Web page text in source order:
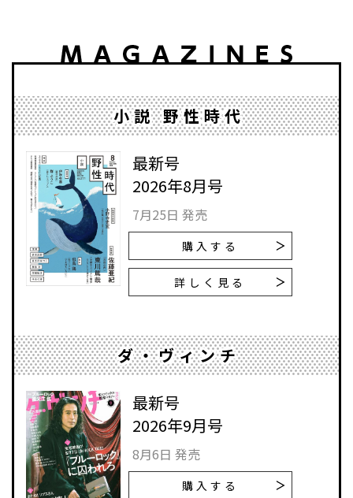
小説 野性時代
最新号
2026年8月号
7月25日 発売
購入する
詳しく見る
ダ・ヴィンチ
最新号
2026年9月号
8月6日 発売
購入する